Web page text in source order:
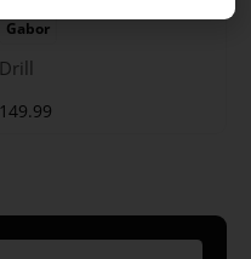
Gabor
Drill
149.99